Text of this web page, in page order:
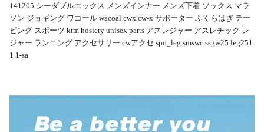
141205 シーダブルエックス メンズインナー メンズ下着 ソックス マラ
ソン ジョギング ワコール wacoal cwx cw-x サポーター ふくらはぎ テー
ピング スポーツ ktm hosiery unisex parts アスレジャー アスレチック レ
ジャー ランニング アクセサリー cwアクセ spo_leg smswc ssgw25 leg251
1 1-sa